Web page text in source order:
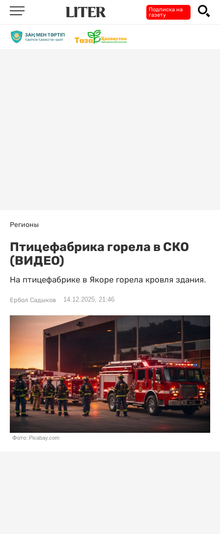
Подписка на
газету
Регионы
Птицефабрика горела в СКО
(ВИДЕО)
На птицефабрике в Якоре горела кровля здания.
Ербол Садыков 14.12.2025, 21:46
Фото: Pixabay.com